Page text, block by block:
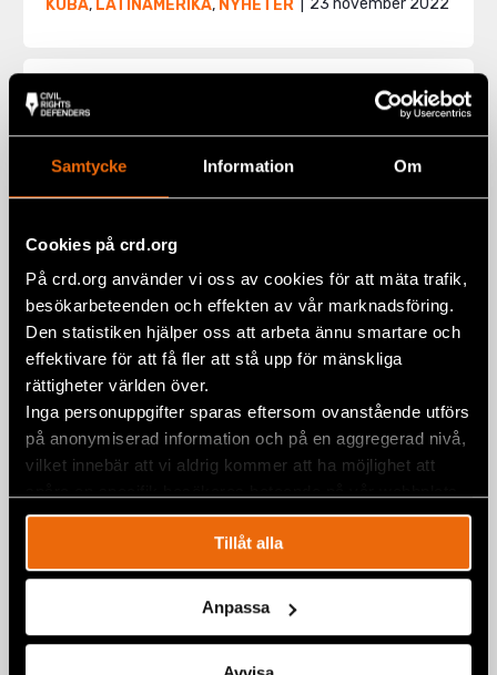
Samtycke Information Om
Cookies på crd.org
På crd.org använder vi oss av cookies för att mäta trafik,
besökarbeteenden och effekten av vår marknadsföring.
Den statistiken hjälper oss att arbeta ännu smartare och
effektivare för att få fler att stå upp för mänskliga
rättigheter världen över.
Inga personuppgifter sparas eftersom ovanstående utförs
på anonymiserad information och på en aggregerad nivå,
vilket innebär att vi aldrig kommer att ha möjlighet att
Tillåt alla
Anpassa
KUBA, LATINAMERIKA, NYHETER 23 november 2022
Kuba: Minderåriga dömda till långa
fängelsestraff
KUBA,NYHETER 31 mars 2022